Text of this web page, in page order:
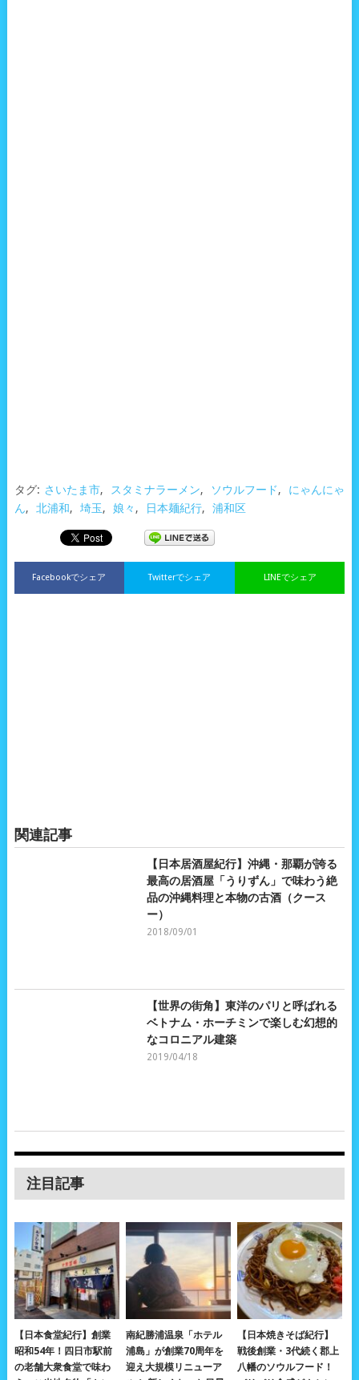
タグ: さいたま市, スタミナラーメン, ソウルフード,
にゃんにゃ
ん, 北浦和, 埼玉, 娘々 , 日本麺紀行, 浦和区
Facebookでシェア LINEでシェア
Twitterでシェア
関連記事
【日本居酒屋紀行】沖縄・那覇が誇る
最高の居酒屋「うりずん」で味わう絶
品の沖縄料理と本物の古酒（クース
ー）
2018/09/01
【世界の街角】東洋のパリと呼ばれる
ベトナム・ホーチミンで楽しむ幻想的
なコロニアル建築
2019/04/18
注目記事
【日本食堂紀行】創業
昭和54年！四日市駅前
の老舗大衆食堂で味わ
南紀勝浦温泉「ホテル
浦島」が創業70周年を
迎え大規模リニューア
【日本焼きそば紀行】
戦後創業・3代続く郡上
八幡のソウルフード！